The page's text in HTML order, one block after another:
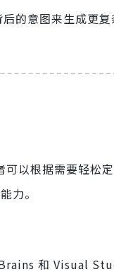
的意图来生成更复
以根据需要轻松
力。
和 Visual